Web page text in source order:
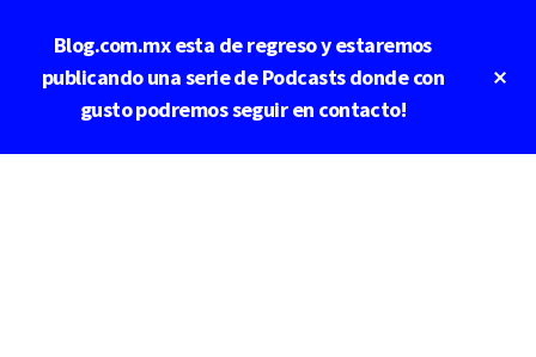
contenido
principal
Blog.com.mx esta de regreso y estaremos
publicando una serie de Podcasts donde con
gusto podremos seguir en contacto!